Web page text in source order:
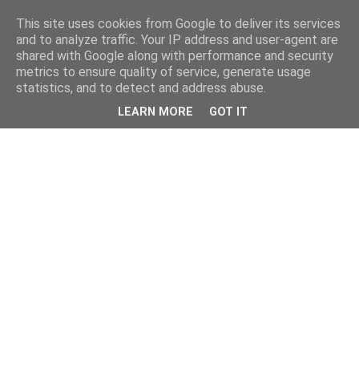
This site uses cookies from Google to deliver its services
and to analyze traffic. Your IP address and user-agent are
shared with Google along with performance and security
metrics to ensure quality of service, generate usage
statistics, and to detect and address abuse.
LEARN MORE GOT IT